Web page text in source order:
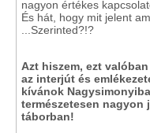
nagyon értékes
És hát, hogy mit jelent
...Szerinted?!?
Azt hiszem, ezt
az interjút és
kívánok
természetesen nagyon
táborban!